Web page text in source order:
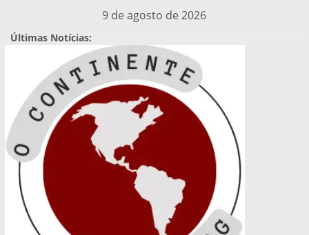
para
9 de agosto de 2026
Últimas Notícias: